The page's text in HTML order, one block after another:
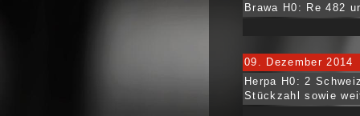
Brawa H0: Re 482
09. Dezember 2014
Herpa H0: 2
Stückzahl sowie